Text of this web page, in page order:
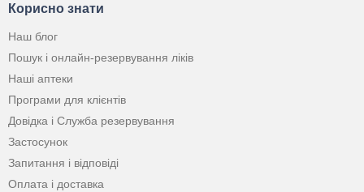
Корисно знати
Наш блог
Пошук і онлайн-резервування ліків
Наші аптеки
Програми для клієнтів
Довідка і Служба резервування
Застосунок
Запитання і відповіді
Оплата і доставка